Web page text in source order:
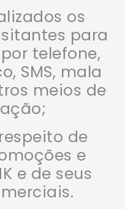
os
para
telefone,
SMS, mala
meios de
de
e
e de seus